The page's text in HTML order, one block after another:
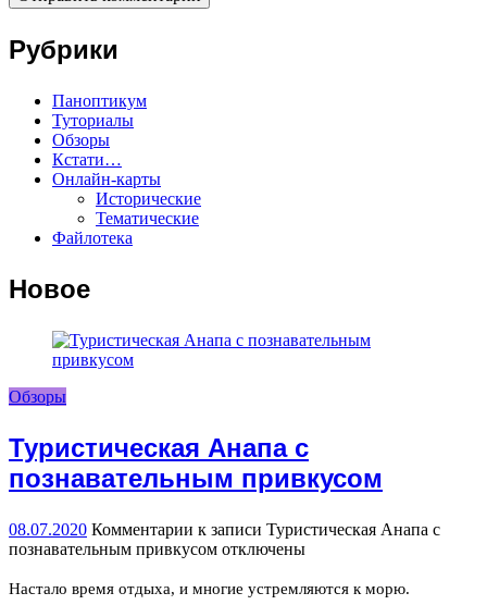
Рубрики
Паноптикум
Туториалы
Обзоры
Кстати…
Онлайн-карты
Исторические
Тематические
Файлотека
Новое
Обзоры
Туристическая Анапа с
познавательным привкусом
08.07.2020 Комментарии к записи Туристическая Анапа с
познавательным привкусом отключены
Настало время отдыха, и многие устремляются к морю.